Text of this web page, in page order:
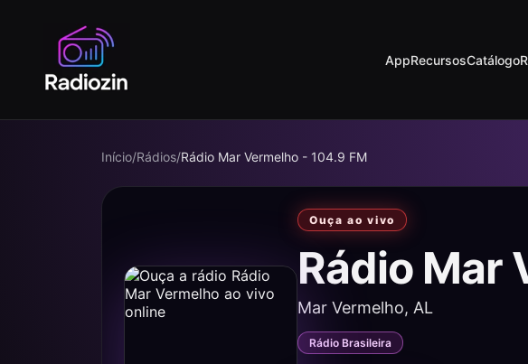
AppRecursosCatálogo
Início/Rádios/Rádio Mar Vermelho - 104.9 FM
Ouça ao vivo
Rádio Mar
Mar Vermelho, AL
Rádio Brasileira